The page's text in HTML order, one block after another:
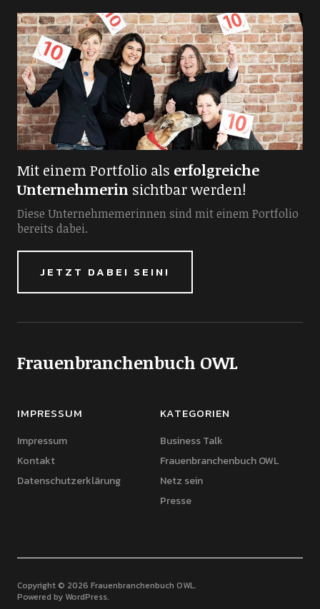
Mit einem Portfolio als erfolgreiche
Unternehmerin sichtbar werden!
Diese Unternehmemerinnen sind mit einem Portfolio
bereits dabei.
JETZT DABEI SEIN!
Frauenbranchenbuch OWL
IMPRESSUM
Impressum
Kontakt
Datenschutzerklärung
KATEGORIEN
Business Talk
Frauenbranchenbuch OWL
Netz sein
Presse
Copyright © 2026 Frauenbranchenbuch OWL
Powered by WordPress